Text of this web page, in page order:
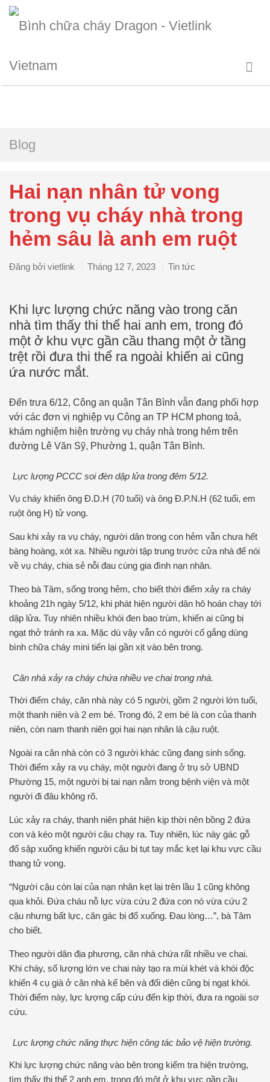
Blog
Hai nạn nhân tử vong
trong vụ cháy nhà trong
hẻm sâu là anh em ruột
Đăng bởi vietlink Tháng 12 7, 2023 Tin tức
Khi lực lượng chức năng vào trong căn
nhà tìm thấy thi thể hai anh em, trong đó
một ở khu vực gần cầu thang một ở tầng
trệt rồi đưa thi thể ra ngoài khiến ai cũng
ứa nước mắt.
Đến trưa 6/12, Công an quận Tân Bình vẫn đang phối hợp
với các đơn vị nghiệp vụ Công an TP HCM phong toả,
khám nghiệm hiện trường vụ cháy nhà trong hẻm trên
đường Lê Văn Sỹ, Phường 1, quận Tân Bình.
Lực lượng PCCC soi đèn dập lửa trong đêm 5/12.
Vụ cháy khiến ông Đ.D.H (70 tuổi) và ông Đ.P.N.H (62 tuổi, em
ruột ông H) tử vong.
Sau khi xảy ra vụ cháy, người dân trong con hẻm vẫn chưa hết
bàng hoàng, xót xa. Nhiều người tập trung trước cửa nhà để nói
về vụ cháy, chia sẻ nỗi đau cùng gia đình nạn nhân.
Theo bà Tâm, sống trong hẻm, cho biết thời điểm xảy ra cháy
khoảng 21h ngày 5/12, khi phát hiện người dân hô hoán chạy tới
dập lửa. Tuy nhiên nhiều khói đen bao trùm, khiến ai cũng bị
ngạt thở tránh ra xa. Mặc dù vậy vẫn có người cố gắng dùng
bình chữa cháy mini tiến lại gần xịt vào bên trong.
Căn nhà xảy ra cháy chứa nhiều ve chai trong nhà.
Thời điểm cháy, căn nhà này có 5 người, gồm 2 người lớn tuổi,
một thanh niên và 2 em bé. Trong đó, 2 em bé là con của thanh
niên, còn nam thanh niên gọi hai nạn nhân là cậu ruột.
Ngoài ra căn nhà còn có 3 người khác cũng đang sinh sống.
Thời điểm xảy ra vụ cháy, một người đang ở trụ sở UBND
Phường 15, một người bị tai nạn nằm trong bệnh viện và một
người đi đâu không rõ.
Lúc xảy ra cháy, thanh niên phát hiện kịp thời nên bồng 2 đứa
con và kéo một người cậu chạy ra. Tuy nhiên, lúc này gác gỗ
đổ sập xuống khiến người cậu bị tụt tay mắc kẹt lại khu vực cầu
thang tử vong.
“Người cậu còn lại của nạn nhân kẹt lại trên lầu 1 cũng không
qua khỏi. Đứa cháu nỗ lực vừa cứu 2 đứa con nó vừa cứu 2
cậu nhưng bất lực, căn gác bị đổ xuống. Đau lòng…”, bà Tâm
cho biết.
Theo người dân địa phương, căn nhà chứa rất nhiều ve chai.
Khi cháy, số lượng lớn ve chai này tạo ra mùi khét và khói độc
khiến 4 cụ già ở căn nhà kế bên và đối diện cũng bị ngạt khói.
Thời điểm này, lực lượng cấp cứu đến kịp thời, đưa ra ngoài sơ
cứu.
Lực lượng chức năng thực hiện công tác bảo vệ hiện trường.
Khi lực lượng chức năng vào bên trong kiểm tra hiện trường,
tìm thấy thi thể 2 anh em, trong đó một ở khu vực gần cầu